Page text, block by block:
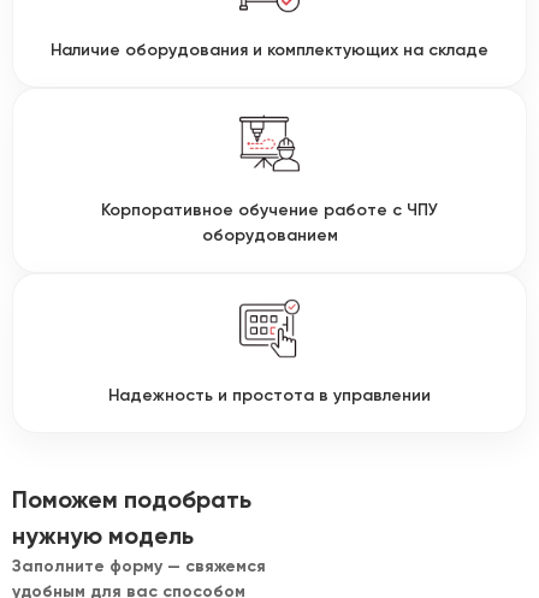
Наличие оборудования и комплектующих на складе
Корпоративное обучение работе с ЧПУ
оборудованием
Надежность и простота в управлении
Поможем подобрать
нужную модель
Заполните форму — свяжемся
удобным для вас способом